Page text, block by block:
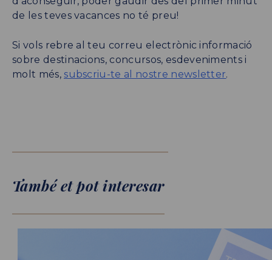
de les teves vacances no té preu!
Si vols rebre al teu correu electrònic informació
sobre destinacions, concursos, esdeveniments i
molt més,subscriu-te al nostre newsletter.
També et pot interesar